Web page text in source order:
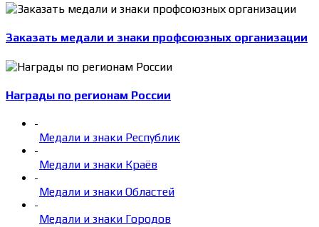
Заказать медали и знаки профсоюзных организации
Награды по регионам России
-
Медали и знаки Республик
-
Медали и знаки Краёв
-
Медали и знаки Областей
-
Медали и знаки Городов